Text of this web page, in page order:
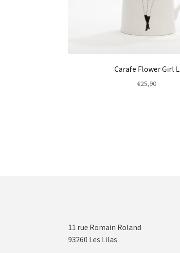
Carafe Flower Girl L
€25,90
11 rue Romain Roland
93260 Les Lilas